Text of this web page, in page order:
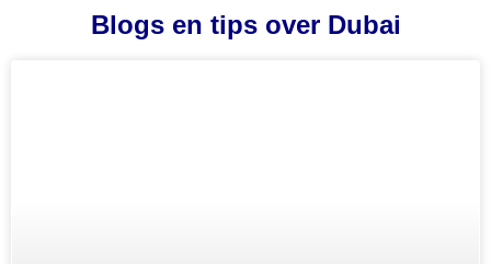
Blogs en tips over Dubai